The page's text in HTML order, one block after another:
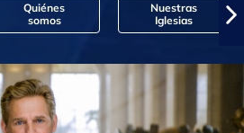
Quiénes
somos
Nuestras
Iglesias